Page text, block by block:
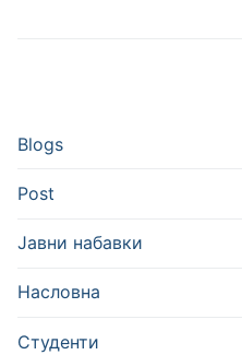
Blogs
Post
Јавни набавки
Насловна
Студенти